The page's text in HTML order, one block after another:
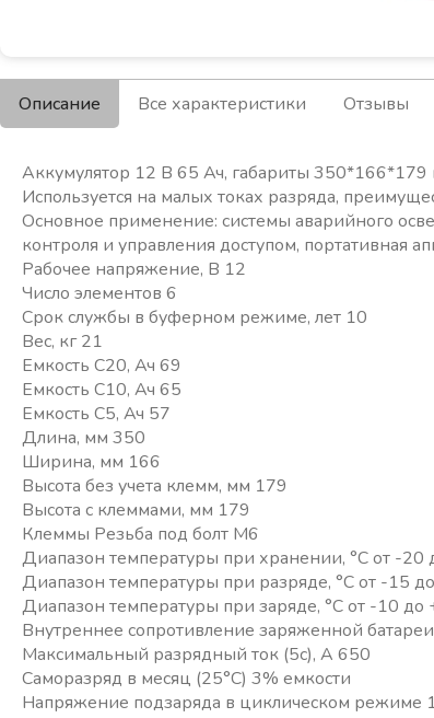
Описание Все характеристики Отзывы
Аккумулятор 12 В 65 Ач, габариты 350*166*179
Используется на малых токах разряда,
Основное применение: системы аварийного
контроля и управления доступом, портативная
Рабочее напряжение, В 12
Число элементов 6
Срок службы в буферном режиме, лет 10
Вес, кг 21
Емкость С20, Ач 69
Емкость С10, Ач 65
Емкость С5, Ач 57
Длина, мм 350
Ширина, мм 166
Высота без учета клемм, мм 179
Высота с клеммами, мм 179
Клеммы Резьба под болт М6
Диапазон температуры при хранении, °С от -20
Диапазон температуры при разряде, °С от -15
Диапазон температуры при заряде, °С от -10 до
Внутреннее сопротивление заряженной
Максимальный разрядный ток (5с), А 650
Саморазряд в месяц (25°С) 3% емкости
Напряжение подзаряда в циклическом режиме